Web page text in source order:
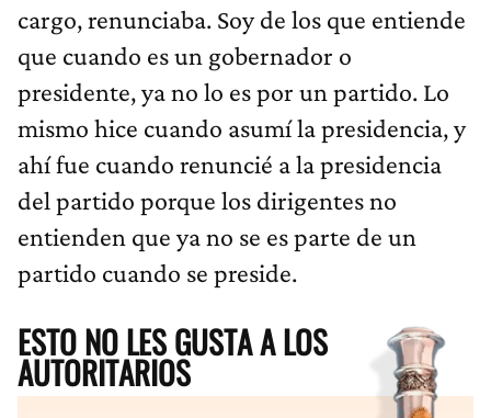
cargo, renunciaba. Soy de los que entiende
que cuando es un gobernador o
presidente, ya no lo es por un partido. Lo
mismo hice cuando asumí la presidencia, y
ahí fue cuando renuncié a la presidencia
del partido porque los dirigentes no
entienden que ya no se es parte de un
partido cuando se preside.
ESTO NO LES GUSTA A LOS
AUTORITARIOS